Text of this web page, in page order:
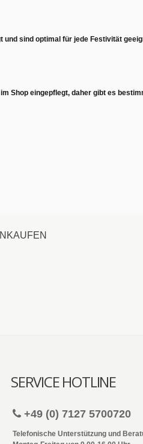
und sind optimal für jede Festivität
Shop eingepflegt, daher gibt es
SERVICE HOTLINE
+49 (0) 7127 5700720
Telefonische Unterstützung und